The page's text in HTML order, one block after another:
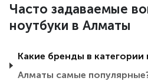
Часто задаваемые
ноутбуки в Алматы
Какие бренды в категории
Алматы самые